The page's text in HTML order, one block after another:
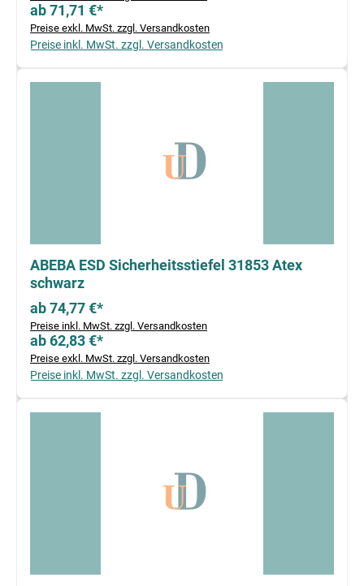
ab 71,71 €*
Preise exkl. MwSt. zzgl. Versandkosten
Preise inkl. MwSt. zzgl. Versandkosten
ABEBA ESD Sicherheitsstiefel 31853 Atex
schwarz
ab 74,77 €*
Preise inkl. MwSt. zzgl. Versandkosten
ab 62,83 €*
Preise exkl. MwSt. zzgl. Versandkosten
Preise inkl. MwSt. zzgl. Versandkosten